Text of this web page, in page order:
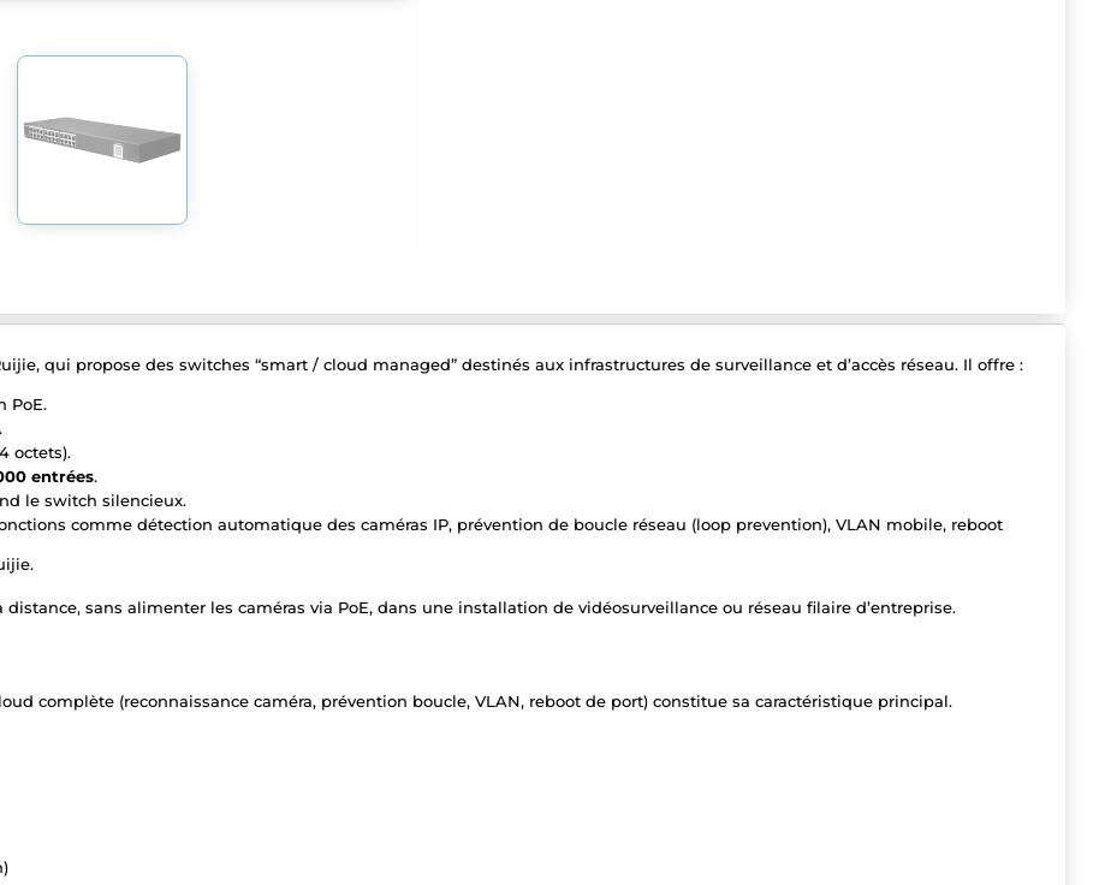
qui propose des switches “smart / cloud managed” destinés aux infrastructures de surveillance et d’accès réseau. Il offre :
PoE.
.
octets).
entrées.
le switch silencieux.
comme détection automatique des caméras IP, prévention de boucle réseau (loop prevention), VLAN mobile, reboot
sans alimenter les caméras via PoE, dans une installation de vidéosurveillance ou réseau filaire d’entreprise.
complète (reconnaissance caméra, prévention boucle, VLAN, reboot de port) constitue sa caractéristique principal.